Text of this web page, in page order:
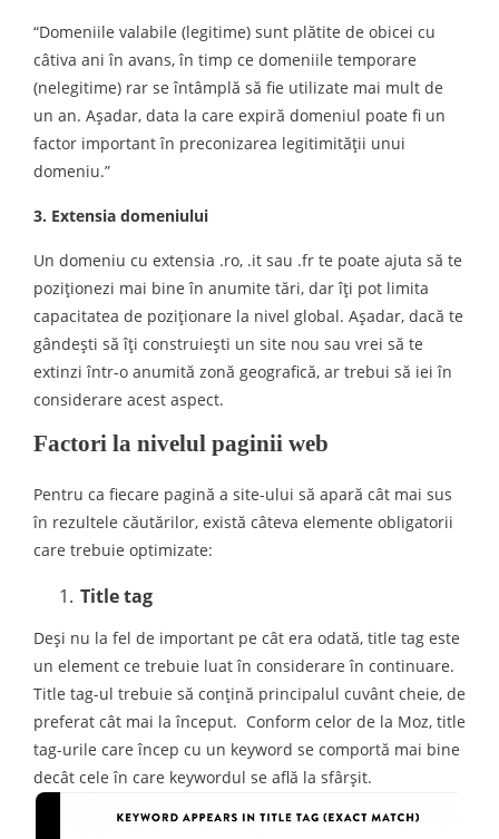
“Domeniile valabile (legitime) sunt plătite de obicei cu
câtiva ani în avans, în timp ce domeniile temporare
(nelegitime) rar se întâmplă să fie utilizate mai mult de
un an. Aşadar, data la care expiră domeniul poate fi un
factor important în preconizarea legitimității unui
domeniu.”
3. Extensia domeniului
Un domeniu cu extensia .ro, .it sau .fr te poate ajuta să te
poziţionezi mai bine în anumite tări, dar îţi pot limita
capacitatea de poziţionare la nivel global. Aşadar, dacă te
gândeşti să îţi construieşti un site nou sau vrei să te
extinzi într-o anumită zonă geografică, ar trebui să iei în
considerare acest aspect.
Factori la nivelul paginii web
Pentru ca fiecare pagină a site-ului să apară cât mai sus
în rezultele căutărilor, există câteva elemente obligatorii
care trebuie optimizate:
Title tag
Deşi nu la fel de important pe cât era odată, title tag este
un element ce trebuie luat în considerare în continuare.
Title tag-ul trebuie să conţină principalul cuvânt cheie, de
preferat cât mai la început. Conform celor de la Moz, title
tag-urile care încep cu un keyword se comportă mai bine
decât cele în care keywordul se află la sfârşit.